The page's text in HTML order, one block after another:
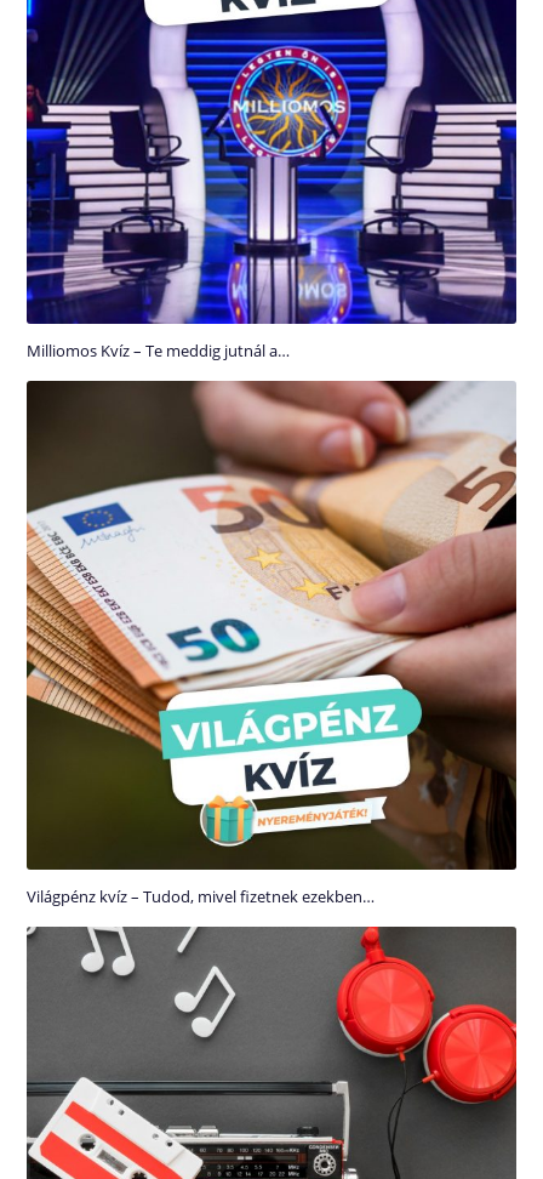
Milliomos Kvíz – Te meddig jutnál a…
Világpénz kvíz – Tudod, mivel fizetnek ezekben…